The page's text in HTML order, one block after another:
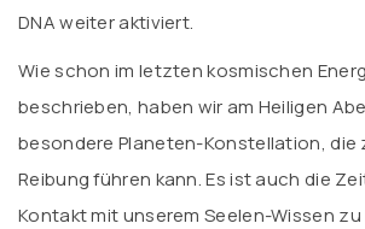
DNA weiter aktiviert.
Wie schon im letzten kosmischen
beschrieben, haben wir am Heiligen
besondere Planeten-Konstellation, die
Reibung führen kann. Es ist auch die
Kontakt mit unserem Seelen-Wissen